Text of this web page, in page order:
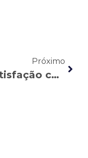
Próximo
Insatisfação com o trabalho depois das férias: quando vale a pena pedir demissão?